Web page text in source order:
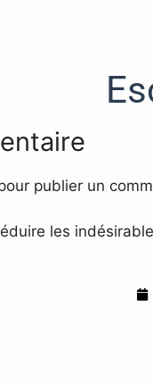
publier un
les